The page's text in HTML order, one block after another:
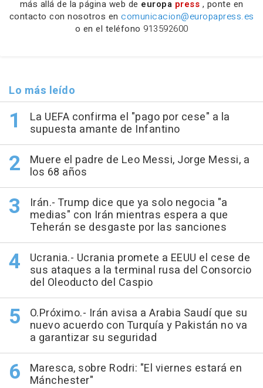
más allá de la página web de europa press , ponte en
contacto con nosotros en comunicacion@europapress.es
o en el teléfono 913592600
Lo más leído
La UEFA confirma el "pago por cese" a la
supuesta amante de Infantino
Muere el padre de Leo Messi, Jorge Messi, a
los 68 años
Irán.- Trump dice que ya solo negocia "a
medias" con Irán mientras espera a que
Teherán se desgaste por las sanciones
Ucrania.- Ucrania promete a EEUU el cese de
sus ataques a la terminal rusa del Consorcio
del Oleoducto del Caspio
O.Próximo.- Irán avisa a Arabia Saudí que su
nuevo acuerdo con Turquía y Pakistán no va
a garantizar su seguridad
Maresca, sobre Rodri: "El viernes estará en
Mánchester"